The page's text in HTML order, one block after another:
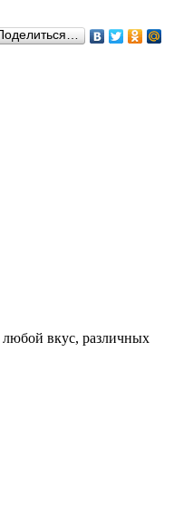
вкус, различных